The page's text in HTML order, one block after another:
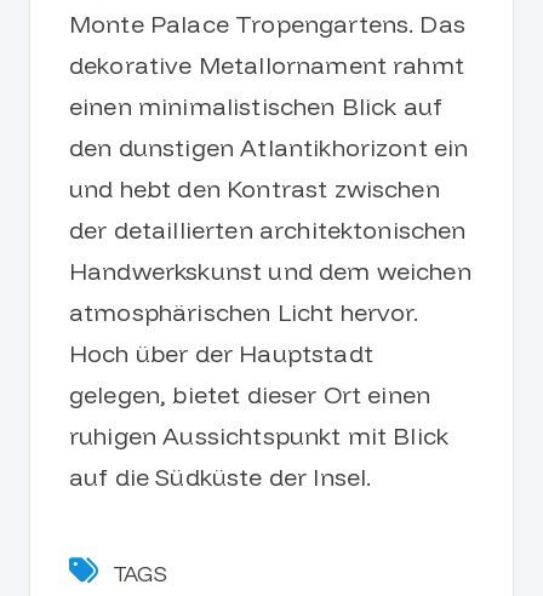
Monte Palace Tropengartens. Das
dekorative Metallornament rahmt
einen minimalistischen Blick auf
den dunstigen Atlantikhorizont ein
und hebt den Kontrast zwischen
der detaillierten architektonischen
Handwerkskunst und dem weichen
atmosphärischen Licht hervor.
Hoch über der Hauptstadt
gelegen, bietet dieser Ort einen
ruhigen Aussichtspunkt mit Blick
auf die Südküste der Insel.
TAGS